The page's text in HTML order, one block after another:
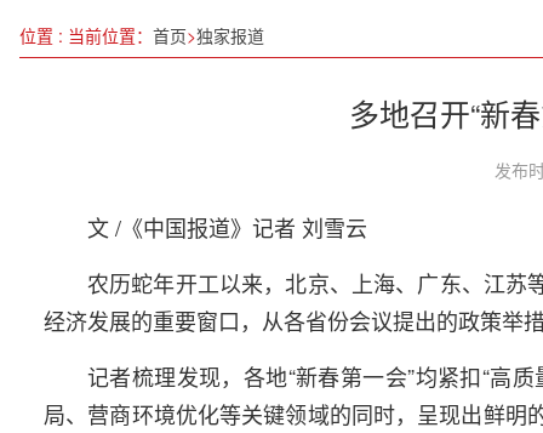
位置 : 当前位置： 首页>独家报道
多地召开“新
发布
文 /《中国报道》记者 刘雪云
农历蛇年开工以来，北京、上海、广东、江
经济发展的重要窗口，从各省份会议提出的政策举
记者梳理发现，各地“新春第一会”均紧扣“高
局、营商环境优化等关键领域的同时，呈现出鲜明